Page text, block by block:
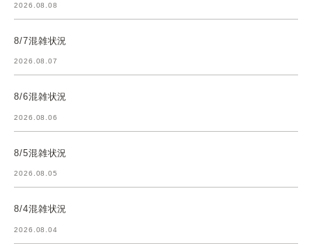
2026.08.08
8/7混雑状況
2026.08.07
8/6混雑状況
2026.08.06
8/5混雑状況
2026.08.05
8/4混雑状況
2026.08.04